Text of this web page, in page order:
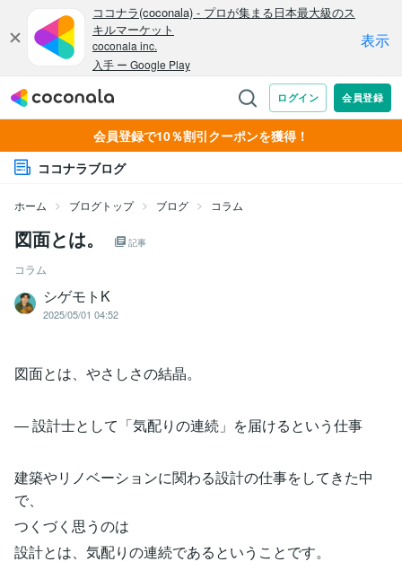
会員登録で10％割引クーポンを獲得！
ココナラブログ
ホーム ブログトップ ブログ コラム
図面とは。 記事
コラム
シゲモトK
2025/05/01 04:52
図面とは、やさしさの結晶。
― 設計士として「気配りの連続」を届けるという仕事
建築やリノベーションに関わる設計の仕事をしてきた中
で、
つくづく思うのは
設計とは、気配りの連続であるということです。